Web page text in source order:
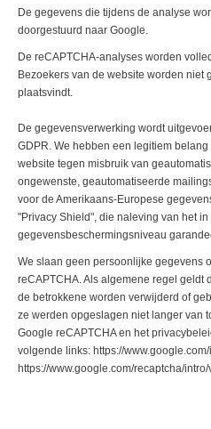
De gegevens die tijdens de analyse
doorgestuurd naar Google.
De reCAPTCHA-analyses worden
Bezoekers van de website worden niet
plaatsvindt.
De gegevensverwerking wordt
GDPR. We hebben een legitiem
website tegen misbruik van
ongewenste, geautomatiseerde
voor de Amerikaans-Europese
"Privacy Shield", die naleving van het
gegevensbeschermingsniveau
We slaan geen persoonlijke gegevens
reCAPTCHA. Als algemene regel geldt
de betrokkene worden verwijderd of
ze werden opgeslagen niet langer van
Google reCAPTCHA en het
volgende links: https://
https://www.google.com/recaptcha/